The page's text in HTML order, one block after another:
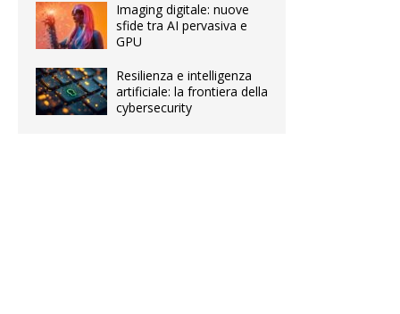
Imaging digitale: nuove
sfide tra AI pervasiva e
GPU
Resilienza e intelligenza
artificiale: la frontiera della
cybersecurity